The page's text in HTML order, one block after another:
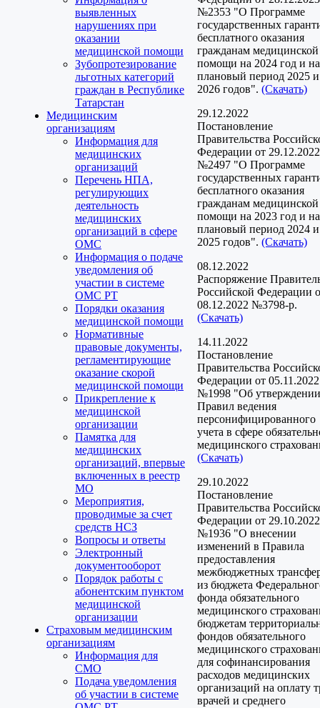
выявленных
нарушениях при
оказании
медицинской помощи
Зубопротезирование
льготных категорий
граждан в Республике
Татарстан
Медицинским
организациям
Информация для
медицинских
организаций
Перечень НПА,
регулирующих
деятельность
медицинских
организаций в сфере
ОМС
Информация о подаче
уведомления об
участии в системе
ОМС РТ
Порядки оказания
медицинской помощи
Нормативные
правовые документы,
регламентирующие
оказание скорой
медицинской помощи
Прикрепление к
медицинской
организации
Памятка для
медицинских
организаций, впервые
включенных в реестр
МО
Мероприятия,
проводимые за счет
средств НСЗ
Вопросы и ответы
Электронный
документооборот
Порядок работы с
абонентским пунктом
медицинской
организации
Страховым медицинским
организациям
Информация для
СМО
Подача уведомления
об участии в системе
№2353 "О Программе
государственных
бесплатного оказания
гражданам медицинской
помощи на 2024 год и на
плановый период 2025 и
2026 годов". (Скачать)
29.12.2022
Постановление
Правительства
Федерации от 29.12.2022
№2497 "О Программе
государственных
бесплатного оказания
гражданам медицинской
помощи на 2023 год и на
плановый период 2024 и
2025 годов". (Скачать)
08.12.2022
Распоряжение
Российской Федерации
08.12.2022 №3798-р.
(Скачать)
14.11.2022
Постановление
Правительства
Федерации от 05.11.2022
№1998 "Об утверждении
Правил ведения
персонифицированного
учета в сфере
медицинского
(Скачать)
29.10.2022
Постановление
Правительства
Федерации от 29.10.2022
№1936 "О внесении
изменений в Правила
предоставления
межбюджетных
из бюджета
фонда обязательного
медицинского
бюджетам
фондов обязательного
медицинского
для софинансирования
расходов медицинских
организаций на оплату
врачей и среднего